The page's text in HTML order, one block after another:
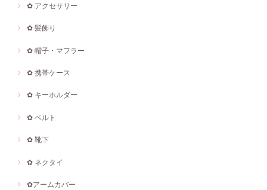
✿ アクセサリー
✿ 髪飾り
✿ 帽子・マフラー
✿ 携帯ケース
✿ キーホルダー
✿ ベルト
✿ 靴下
✿ ネクタイ
✿アームカバー